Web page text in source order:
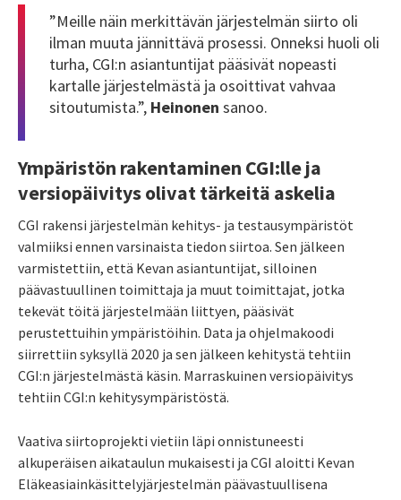
”Meille näin merkittävän järjestelmän siirto oli
ilman muuta jännittävä prosessi. Onneksi huoli oli
turha, CGI:n asiantuntijat pääsivät nopeasti
kartalle järjestelmästä ja osoittivat vahvaa
sitoutumista.”, Heinonen sanoo.
Ympäristön rakentaminen CGI:lle ja
versiopäivitys olivat tärkeitä askelia
CGI rakensi järjestelmän kehitys- ja testausympäristöt
valmiiksi ennen varsinaista tiedon siirtoa. Sen jälkeen
varmistettiin, että Kevan asiantuntijat, silloinen
päävastuullinen toimittaja ja muut toimittajat, jotka
tekevät töitä järjestelmään liittyen, pääsivät
perustettuihin ympäristöihin. Data ja ohjelmakoodi
siirrettiin syksyllä 2020 ja sen jälkeen kehitystä tehtiin
CGI:n järjestelmästä käsin. Marraskuinen versiopäivitys
tehtiin CGI:n kehitysympäristöstä.
Vaativa siirtoprojekti vietiin läpi onnistuneesti
alkuperäisen aikataulun mukaisesti ja CGI aloitti Kevan
Eläkeasiainkäsittelyjärjestelmän päävastuullisena